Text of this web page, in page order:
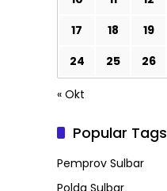
17
18 19
24
25 26
« Okt
Popular Tags
Pemprov Sulbar
Polda Sulbar